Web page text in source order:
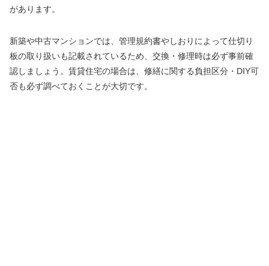
があります。
新築や中古マンションでは、管理規約書やしおりによって仕切り
板の取り扱いも記載されているため、交換・修理時は必ず事前確
認しましょう。賃貸住宅の場合は、修繕に関する負担区分・DIY可
否も必ず調べておくことが大切です。